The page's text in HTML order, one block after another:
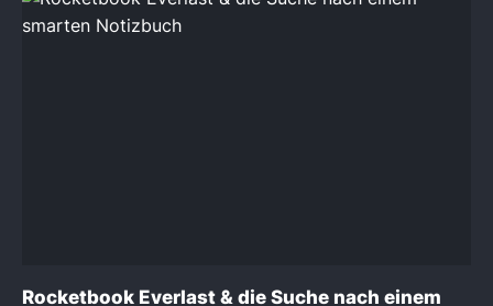
Rocketbook Everlast & die Suche nach einem